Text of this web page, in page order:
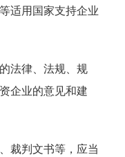
适用国家支持企业
法律、法规、规
企业的意见和建
裁判文书等，应当